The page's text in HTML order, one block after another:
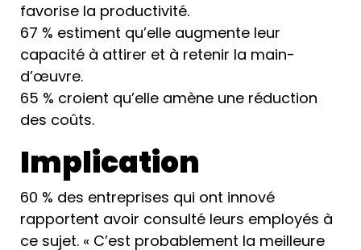
favorise la productivité.
67 % estiment qu’elle augmente leur
capacité à attirer et à retenir la main-
d’œuvre.
65 % croient qu’elle amène une réduction
des coûts.
Implication
60 % des entreprises qui ont innové
rapportent avoir consulté leurs employés à
ce sujet. « C’est probablement la meilleure